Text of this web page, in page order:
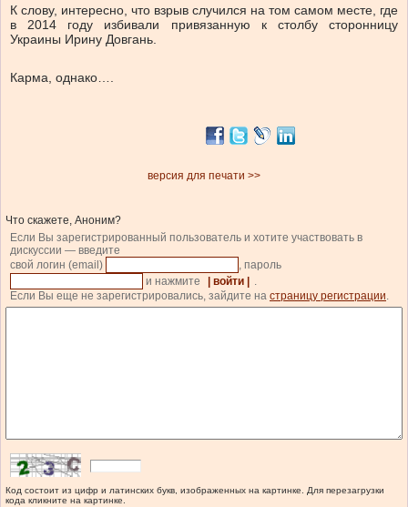
К слову, интересно, что взрыв случился на том самом месте, где
в 2014 году избивали привязанную к столбу сторонницу
Украины Ирину Довгань.
Карма, однако….
версия для печати >>
Что скажете, Аноним?
Если Вы зарегистрированный пользователь и хотите участвовать в
дискуссии — введите
свой логин (email)
, пароль
и нажмите
| войти |
.
Если Вы еще не зарегистрировались, зайдите на страницу регистрации.
Код состоит из цифр и латинских букв, изображенных на картинке. Для перезагрузки
кода кликните на картинке.